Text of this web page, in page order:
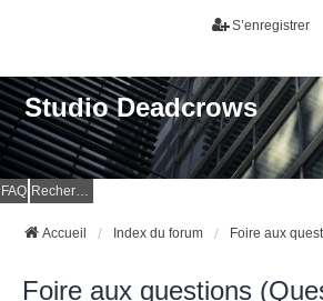
S’enregistrer
Studio Deadcrows
FAQ Rechercher
Accueil Index du forum
Foire aux questions